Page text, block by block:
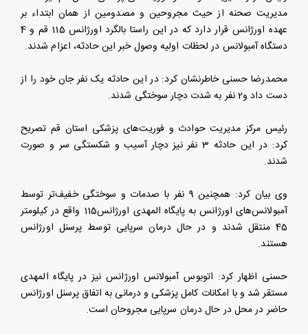
مدیریت صحنه از حیث مجروحین و مصدومین از همان ابتداء بر
عهده اورژانس قرار دارد که در این راستا بالگرد اورژانس 115 قم و 4
دستگاه آمبولانس در لحظات اولیه وصول خبر این حادثه، اعزام شدند.
محمدرضا حسنی خاطرنشان کرد: در این حادثه یک نفر جان خود را از
دست داد و2 نفر به شدت دچار سوختگی شدند.
رئیس مرکز مدیریت حوادث و فوریت‌های پزشکی استان قم تصریح
کرد: در این حادثه 3 نفر نیز دچار آسیب و شکستگی سر و صورت
شدند.
وی بیان کرد: همچنین 9 نفر با صدمات و سوختگی خفیف‌تر توسط
آمبولانس‌های اورژانس به پایگاه المهدی اورژانس115 واقع در کیلومتر
45 منتقل شدند و در حال درمان سرپایی توسط پرسنل اورژانس
هستند.
حسنی اظهار کرد: اتوبوس آمبولانس اورژانس نیز در پایگاه المهدی
مستقر شد و با امکانات کامل پزشکی و درمانی به اتفاق پرسنل اورژانس
حاضر در محل در حال درمان سرپایی مجروحان است.